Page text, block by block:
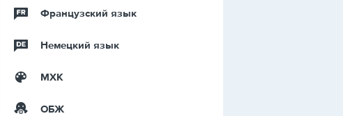
Французский язык
Немецкий язык
МХК
ОБЖ